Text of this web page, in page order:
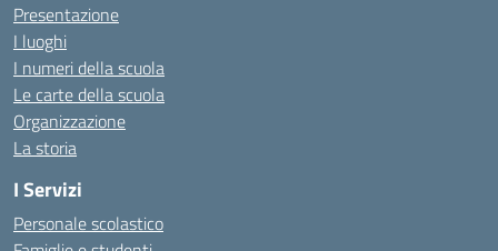
Presentazione
I luoghi
I numeri della scuola
Le carte della scuola
Organizzazione
La storia
I Servizi
Personale scolastico